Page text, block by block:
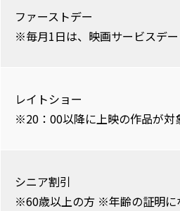
ファーストデー
※毎月1日は、映画サービスデー
レイトショー
※20：00以降に上映の作品が対
シニア割引
※60歳以上の方 ※年齢の証明に